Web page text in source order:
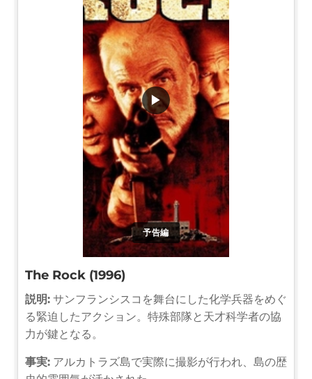
予告編
▶
The Rock (1996)
説明: サンフランシスコを舞台にした化学兵器をめぐ
る緊迫したアクション。特殊部隊と天才科学者の協
力が鍵となる。
事実: アルカトラズ島で実際に撮影が行われ、島の歴